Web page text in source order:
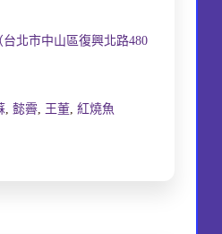
北市中山區復興北路480
, 懿霽, 王董, 紅燒魚